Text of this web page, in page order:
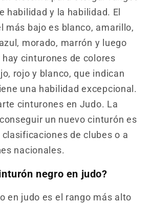
habilidad y la habilidad. El
más bajo es blanco, amarillo,
morado, marrón y luego
cinturones de colores
rojo y blanco, que indican
una habilidad excepcional.
cinturones en Judo. La
un nuevo cinturón es
de clubes o a
nacionales.
negro en judo?
en judo es el rango más alto